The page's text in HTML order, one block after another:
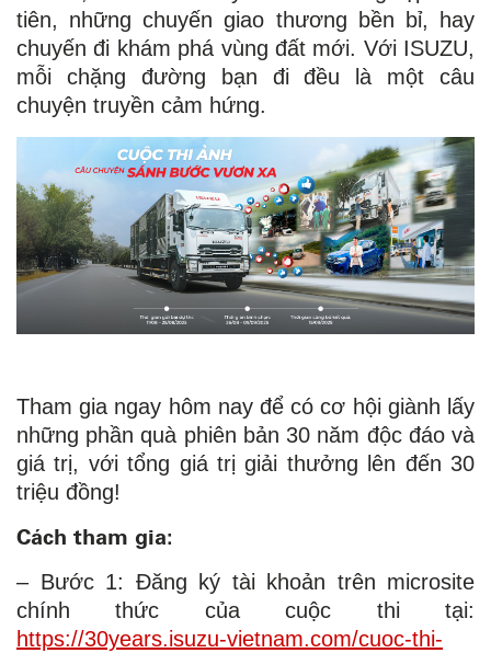
tiên, những chuyến giao thương bền bỉ, hay
chuyến đi khám phá vùng đất mới. Với ISUZU,
mỗi chặng đường bạn đi đều là một câu
chuyện truyền cảm hứng.
Tham gia ngay hôm nay để có cơ hội giành lấy
những phần quà phiên bản 30 năm độc đáo và
giá trị, với tổng giá trị giải thưởng lên đến 30
triệu đồng!
Cách tham gia:
– Bước 1: Đăng ký tài khoản trên microsite
chính thức của cuộc thi tại:
https://30years.isuzu-vietnam.com/cuoc-thi-